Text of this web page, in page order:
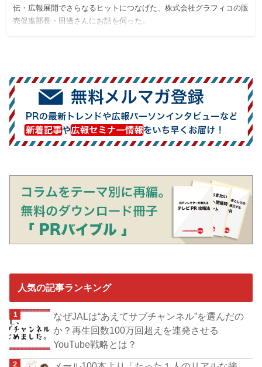
伝・広報展開でさらなるヒットにつなげた、株式会社グラフィコの販
売促進部長・田邊さんにお話を伺った。
人気の記事ランキング
なぜJALは“あえてサブチャンネル”を選んだの
か？再生回数100万回超えを連発させる
YouTube戦略とは？